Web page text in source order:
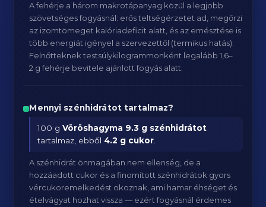
A fehérje a három makrotápanyag közül a legjobb
szövetséges fogyásnál: erős teltségérzetet ad, megőrzi
az izomtömeget kalóriadeficit alatt, és az emésztése is
több energiát igényel a szervezettől (termikus hatás).
Felnőtteknek testsúlykilogrammonként legalább 1,6–
2 g fehérje bevitele ajánlott fogyás alatt.
Mennyi szénhidrátot tartalmaz?
100 gVöröshagyma 9.3 g szénhidrátot
tartalmaz, ebből 4.2 g cukor
A szénhidrát önmagában nem ellenség, de a
hozzáadott cukor és a finomított szénhidrátok gyors
vércukoremelkedést okoznak, ami hamar éhséget és
ételvágyat hozhat vissza — ezért fogyásnál érdemes